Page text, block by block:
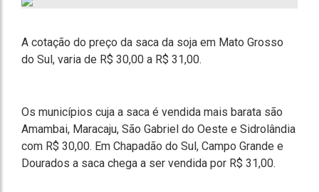
A cotação do preço da saca da soja em Mato Grosso
do Sul, varia de R$ 30,00 a R$ 31,00.
Os municípios cuja a saca é vendida mais barata são
Amambai, Maracaju, São Gabriel do Oeste e Sidrolândia
com R$ 30,00. Em Chapadão do Sul, Campo Grande e
Dourados a saca chega a ser vendida por R$ 31,00.